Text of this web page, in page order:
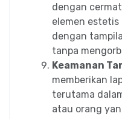
dengan
elemen estetis
dengan
tanpa
Keamanan
memberikan
terutama
atau orang